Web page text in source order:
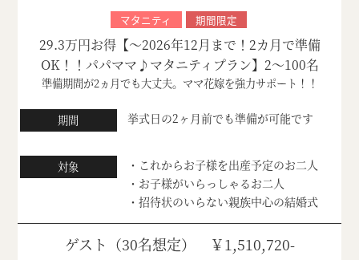
マタニティ 期間限定
29.3万円お得【～2026年12月まで！2カ月で準備
OK！！パパママ♪マタニティプラン】2～100名
準備期間が2ヵ月でも大丈夫。ママ花嫁を強力サポート！！
期間 挙式日の2ヶ月前でも準備が可能です
対象
・これからお子様を出産予定のお二人
・お子様がいらっしゃるお二人
・招待状のいらない親族中心の結婚式
ゲスト（30名想定） ￥1,510,720-